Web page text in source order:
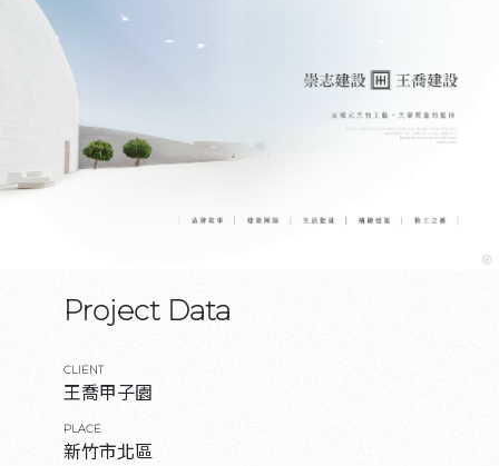
Project Data
CLIENT
王喬甲子園
PLACE
新竹市北區